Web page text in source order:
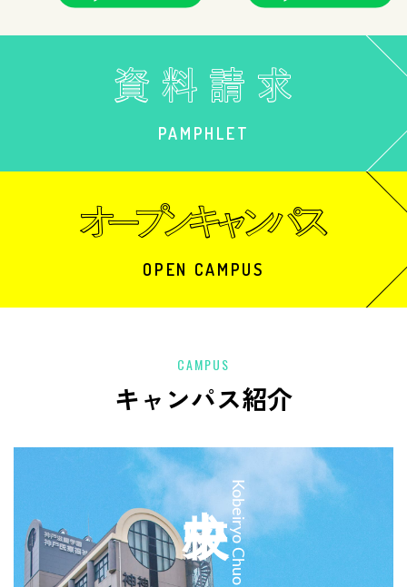
PAMPHLET
OPEN CAMPUS
CAMPUS
キャンパス紹介
Kobeiryo Chuo